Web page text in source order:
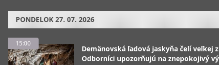
PONDELOK 27. 07. 2026
15:00
Demänovská ľadová jaskyňa čelí veľkej
Odborníci upozorňujú na znepokojivý